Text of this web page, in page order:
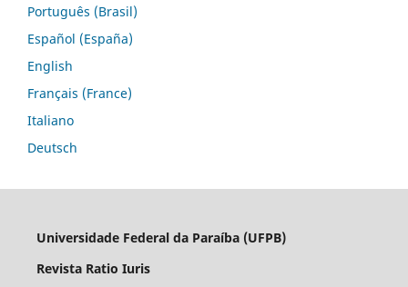
Português (Brasil)
Español (España)
English
Français (France)
Italiano
Deutsch
Universidade Federal da Paraíba (UFPB)
Revista Ratio Iuris